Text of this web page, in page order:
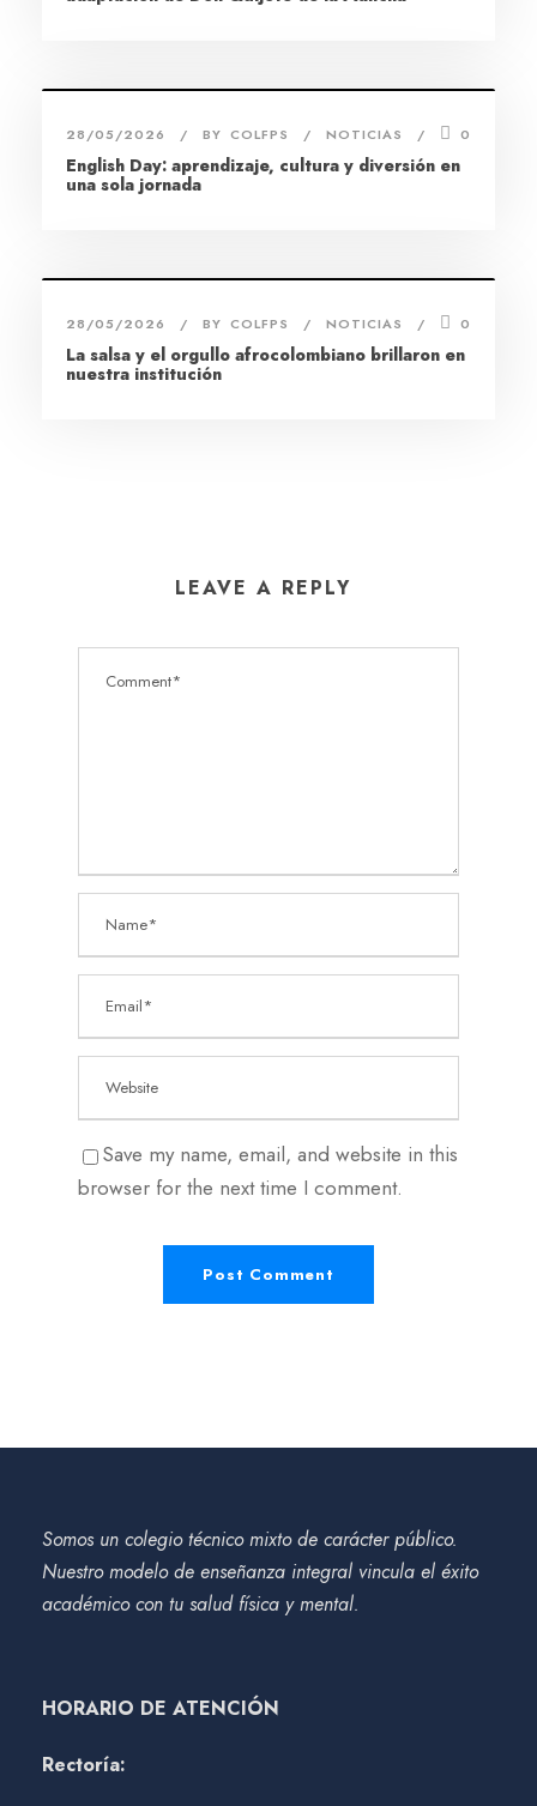
28/05/2026 BY COLFPS NOTICIAS 0
English Day: aprendizaje, cultura y diversión en
una sola jornada
28/05/2026 BY COLFPS NOTICIAS 0
La salsa y el orgullo afrocolombiano brillaron en
nuestra institución
LEAVE A REPLY
Save my name, email, and website in this
browser for the next time I comment.
Somos un colegio técnico mixto de carácter público.
Nuestro modelo de enseñanza integral vincula el éxito
académico con tu salud física y mental.
HORARIO DE ATENCIÓN
Rectoría: